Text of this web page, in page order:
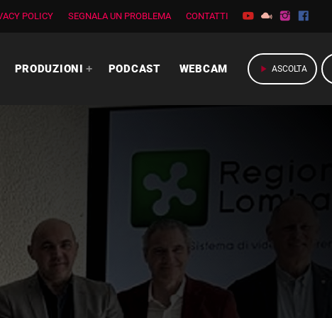
POLICY SEGNALA UN PROBLEMA CONTATTI
PRODUZIONI PODCAST WEBCAM play_arrow ASCOLTA